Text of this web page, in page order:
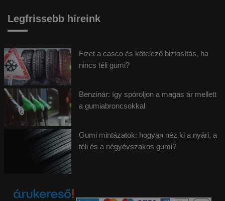
Legfrissebb híreink
Fizet a casco és kötelező biztosítás, ha
nincs téli gumi?
Benzinár: így spóroljon a magas ár mellett
a gumiabroncsokkal
Gumi mintázatok: hogyan néz ki a nyári, a
téli és a négyévszakos gumi?